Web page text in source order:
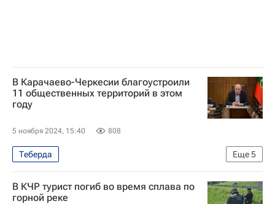
В Карачаево-Черкесии благоустроили
11 общественных территорий в этом
году
5 ноября 2024, 15:40 808
Еще5
Теберда
Карачаево-Черкесская Республика
Черкесск
Усть-Джегута
В КЧР турист погиб во время сплава по
горной реке